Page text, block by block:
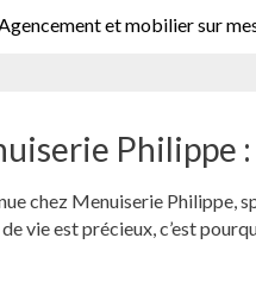
et mobilier sur
Philippe
chez Menuiserie Philippe,
vie est précieux, c’est